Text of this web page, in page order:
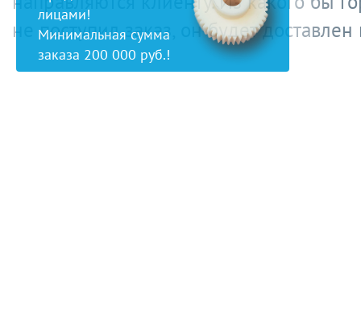
не поступил заказ, он будет
лицами!
Минимальная сумма
заказа 200 000 руб.!